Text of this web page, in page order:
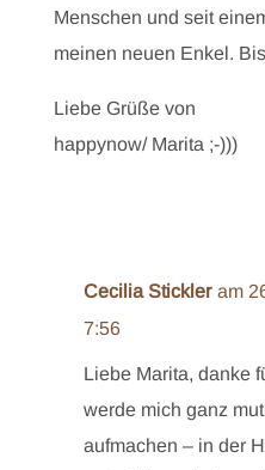
Menschen und seit
meinen neuen Enkel.
Liebe Grüße von
happynow/ Marita ;-)))
Cecilia Stickler am
7:56
Liebe Marita, danke
werde mich ganz
aufmachen – in der